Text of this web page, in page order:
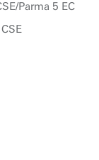
Parma 5 EC